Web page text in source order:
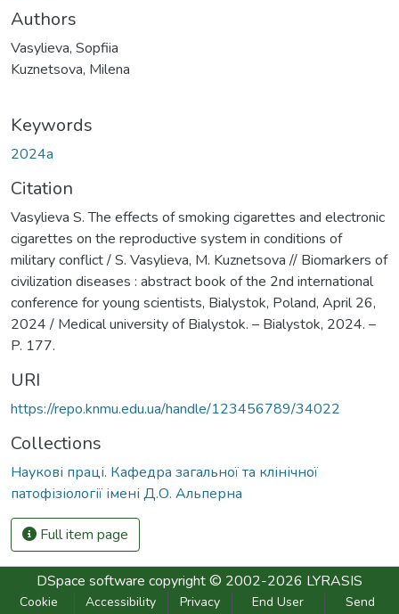
Authors
Vasylieva, Sopfiia
Kuznetsova, Milena
Keywords
2024а
Citation
Vasylieva S. The effects of smoking cigarettes and electronic
cigarettes on the reproductive system in conditions of
military conflict / S. Vasylieva, M. Kuznetsova // Biomarkers of
civilization diseases : abstract book of the 2nd international
conference for young scientists, Bialystok, Poland, April 26,
2024 / Medical university of Bialystok. – Bialystok, 2024. –
P. 177.
URI
https://repo.knmu.edu.ua/handle/123456789/34022
Collections
Наукові праці. Кафедра загальної та клінічної
патофізіології імені Д.О. Альперна
Full item page
DSpace software copyright © 2002-2026 LYRASIS
Cookie
Accessibility
Privacy
End User
Send